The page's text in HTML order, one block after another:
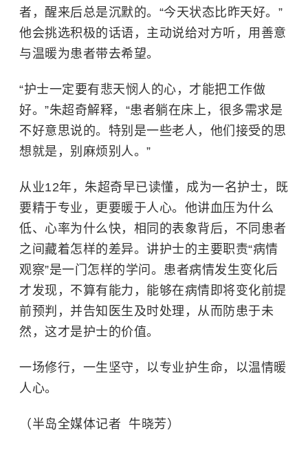
者，醒来后总是沉默的。“今天状态比昨天好。”
他会挑选积极的话语，主动说给对方听，用善意
与温暖为患者带去希望。
“护士一定要有悲天悯人的心，才能把工作做
好。”朱超奇解释，“患者躺在床上，很多需求是
不好意思说的。特别是一些老人，他们接受的思
想就是，别麻烦别人。”
从业12年，朱超奇早已读懂，成为一名护士，既
要精于专业，更要暖于人心。他讲血压为什么
低、心率为什么快，相同的表象背后，不同患者
之间藏着怎样的差异。讲护士的主要职责“病情
观察”是一门怎样的学问。患者病情发生变化后
才发现，不算有能力，能够在病情即将变化前提
前预判，并告知医生及时处理，从而防患于未
然，这才是护士的价值。
一场修行，一生坚守，以专业护生命，以温情暖
人心。
（半岛全媒体记者 牛晓芳）